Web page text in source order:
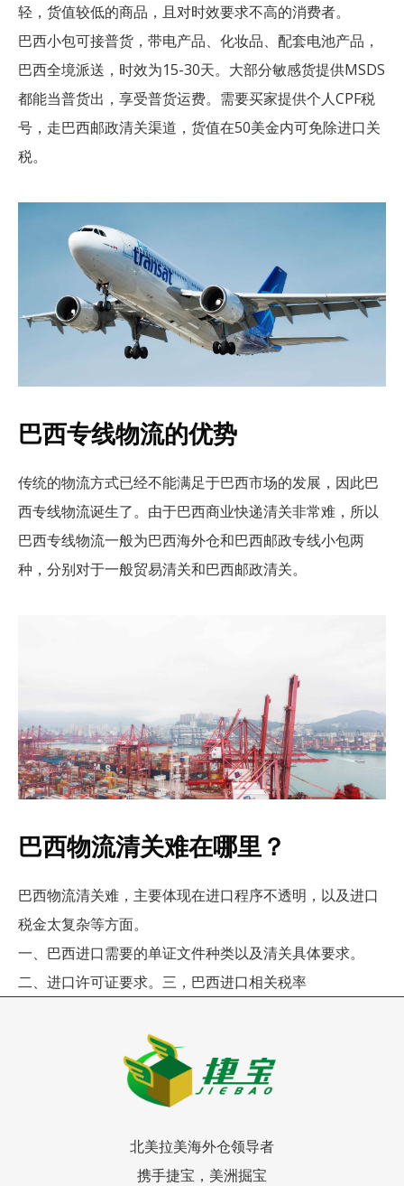
轻，货值较低的商品，且对时效要求不高的消费者。
巴西小包可接普货，带电产品、化妆品、配套电池产品，
巴西全境派送，时效为15-30天。大部分敏感货提供MSDS
都能当普货出，享受普货运费。需要买家提供个人CPF税
号，走巴西邮政清关渠道，货值在50美金内可免除进口关
税。
巴西专线物流的优势
传统的物流方式已经不能满足于巴西市场的发展，因此巴
西专线物流诞生了。由于巴西商业快递清关非常难，所以
巴西专线物流一般为巴西海外仓和巴西邮政专线小包两
种，分别对于一般贸易清关和巴西邮政清关。
巴西物流清关难在哪里？
巴西物流清关难，主要体现在进口程序不透明，以及进口
税金太复杂等方面。
一、巴西进口需要的单证文件种类以及清关具体要求。
二、进口许可证要求。三，巴西进口相关税率
北美拉美海外仓领导者
携手捷宝，美洲掘宝